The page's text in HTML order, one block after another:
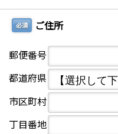
必須 ご住所
郵便番号
都道府県
市区町村
丁目番地